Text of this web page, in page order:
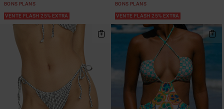
BONS PLANS
VENTE FLASH 25% EXTRA
BONS PLANS
VENTE FLASH 25% EXTRA